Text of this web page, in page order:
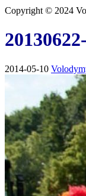
Copyright © 2024
2014-05-10